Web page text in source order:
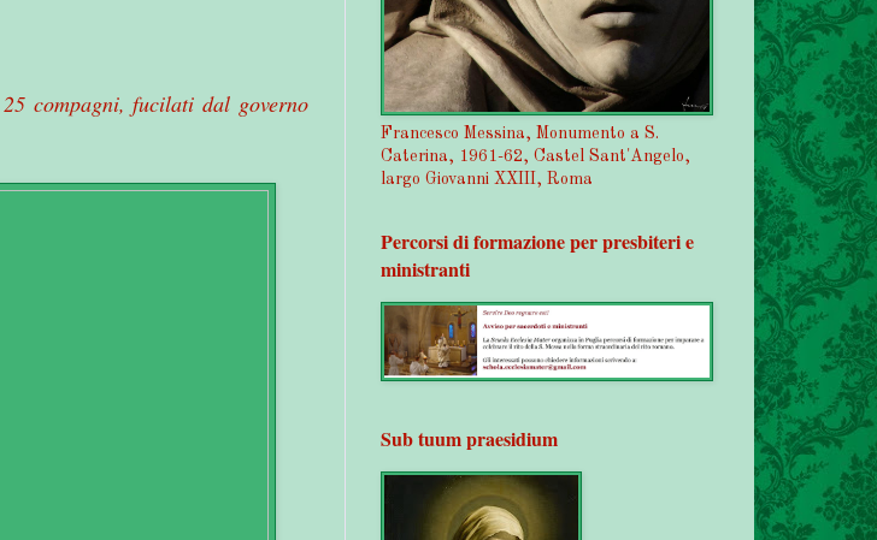
compagni, fucilati dal governo
Francesco Messina, Monumento a S.
Caterina, 1961-62, Castel Sant'Angelo,
largo Giovanni XXIII, Roma
Percorsi di formazione per presbiteri e
ministranti
Sub tuum praesidium